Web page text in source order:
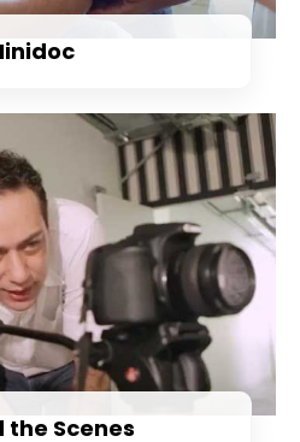
the Scenes